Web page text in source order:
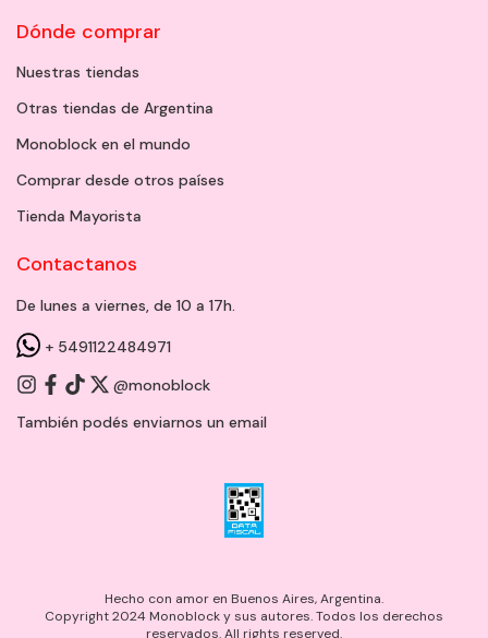
Dónde comprar
Nuestras tiendas
Otras tiendas de Argentina
Monoblock en el mundo
Comprar desde otros países
Tienda Mayorista
Contactanos
De lunes a viernes, de 10 a 17h.
+ 5491122484971
@monoblock
También podés enviarnos un email
Hecho con amor en Buenos Aires, Argentina.
Copyright 2024 Monoblock y sus autores. Todos los derechos
reservados. All rights reserved.